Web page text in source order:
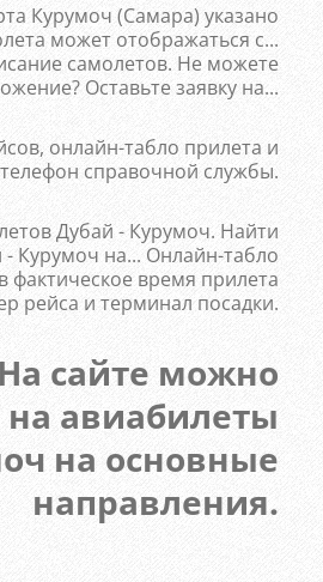
Курумоч (Самара) указано
может отображаться с...
самолетов. Не можете
Оставьте заявку на...
онлайн-табло прилета и
справочной службы.
Дубай - Курумоч. Найти
Курумоч на... Онлайн-табло
фактическое время прилета
рейса и терминал посадки.
сайте можно
авиабилеты
на основные
направления.